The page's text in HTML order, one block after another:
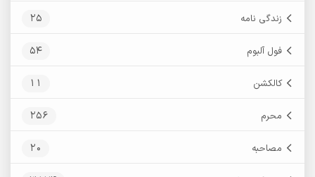
زندگی نامه 25
فول آلبوم 54
کالکشن 11
محرم 256
مصاحبه 20